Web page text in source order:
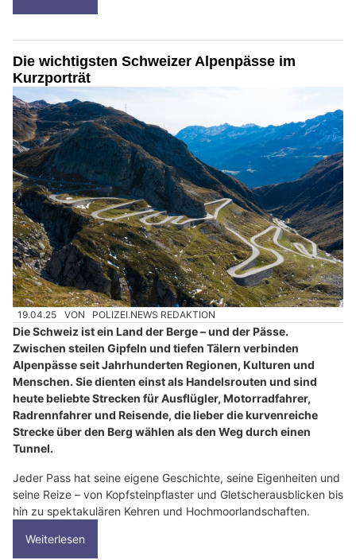
Die wichtigsten Schweizer Alpenpässe im
Kurzporträt
19.04.25 VON POLIZEI.NEWS REDAKTION
Die Schweiz ist ein Land der Berge – und der Pässe.
Zwischen steilen Gipfeln und tiefen Tälern verbinden
Alpenpässe seit Jahrhunderten Regionen, Kulturen und
Menschen. Sie dienten einst als Handelsrouten und sind
heute beliebte Strecken für Ausflügler, Motorradfahrer,
Radrennfahrer und Reisende, die lieber die kurvenreiche
Strecke über den Berg wählen als den Weg durch einen
Tunnel.
Jeder Pass hat seine eigene Geschichte, seine Eigenheiten und
seine Reize – von Kopfsteinpflaster und Gletscherausblicken bis
hin zu spektakulären Kehren und Hochmoorlandschaften.
Weiterlesen